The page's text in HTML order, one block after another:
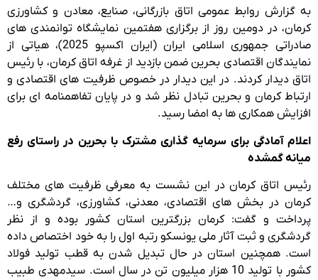
به گزارش روابط عمومی اتاق بازرگانی، صنایع، معادن و کشاورزی
کرمان، در دومین روز از برگزاری هفتمین نمایشگاه توانمندی های
صادراتی جمهوری اسلامی ایران (ایران اکسپو 2025)، هیاتی از
نمایندگان اقتصادی بحرین ضمن بازدید از غرفه اتاق کرمان، با رئیس
اتاق دیدار کردند. در این دیدار در خصوص ظرفیت های اقتصادی و
ارتباط کرمان و بحرین تبادل نظر شد و در پایان تفاهمنامه ای برای
افزایش همکاری ها به امضا رسید.
اعلام آمادگی برای سرمایه گذاری مشترک با بحرین در راستای رفع
میانه گمشده
رئیس اتاق کرمان در این نشست به معرفی ظرفیت های مختلف
کرمان در بخش های اقتصادی، معدنی، کشاورزی، گردشگری و…
پرداخت و گفت: کرمان بزرگترین استان کشور بوده و از نظر
گردشگری و ثبت آثار ملی یونسکو رتبه اول را به خود اختصاص داده
است. همچنین استان در حال تبدیل شدن به قطب تولید فولاد
کشور با تولید 10 هزار میلیون تن در سال است. سیدمهدی طبیب